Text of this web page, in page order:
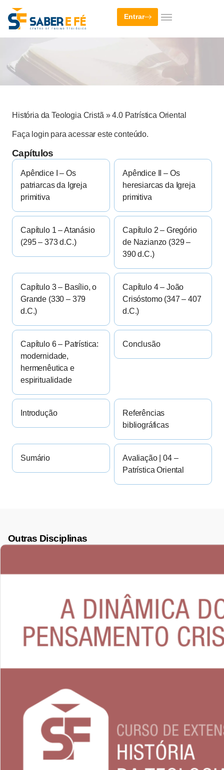
Entrar
História da Teologia Cristã » 4.0 Patrística Oriental
Faça login para acessar este conteúdo.
Capítulos
Apêndice I – Os
patriarcas da Igreja
primitiva
Apêndice II – Os
heresiarcas da Igreja
primitiva
Capítulo 1 – Atanásio
(295 – 373 d.C.)
Capítulo 2 – Gregório
de Nazianzo (329 –
390 d.C.)
Capítulo 3 – Basílio, o
Grande (330 – 379
d.C.)
Capítulo 4 – João
Crisóstomo (347 – 407
d.C.)
Capítulo 6 – Patrística:
modernidade,
hermenêutica e
espiritualidade
Conclusão
Introdução
Referências
bibliográficas
Sumário
Avaliação | 04 –
Patrística Oriental
Outras Disciplinas